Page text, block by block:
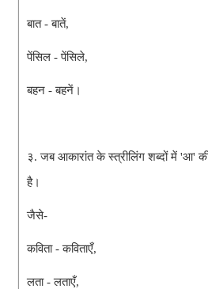
बात - बातें,
पेंसिल - पेंसिले,
बहन - बहनें।
३. जब आकारांत के स्त्रीलिंग शब्दों में 'आ'
है।
जैसे-
कविता - कविताएँ,
लता - लताएँ,